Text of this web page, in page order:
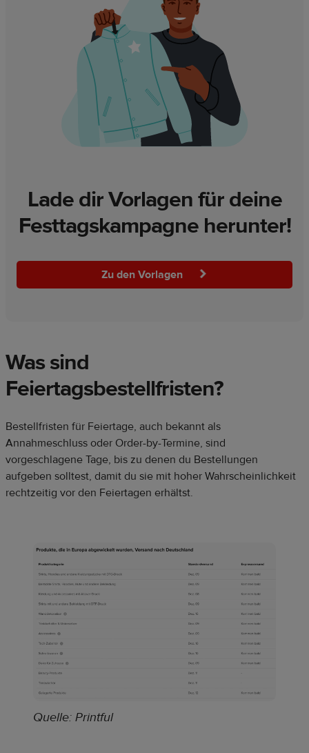
Lade dir Vorlagen für deine
Festtagskampagne herunter!
Zu den Vorlagen
Was sind
Feiertagsbestellfristen?
Bestellfristen für Feiertage, auch bekannt als
Annahmeschluss oder Order-by-Termine, sind
vorgeschlagene Tage, bis zu denen du Bestellungen
aufgeben solltest, damit du sie mit hoher Wahrscheinlichkeit
rechtzeitig vor den Feiertagen erhältst.
Quelle: Printful